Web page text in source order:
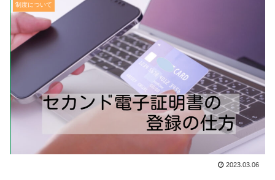
制度について
2023.03.06